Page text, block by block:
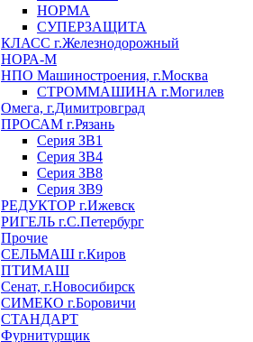
НОРМА
СУПЕРЗАЩИТА
КЛАСС г.Железнодорожный
НОРА-М
НПО Машиностроения, г.Москва
СТРОММАШИНА г.Могилев
Омега, г.Димитровград
ПРОСАМ г.Рязань
Серия ЗВ1
Серия ЗВ4
Серия ЗВ8
Серия ЗВ9
РЕДУКТОР г.Ижевск
РИГЕЛЬ г.С.Петербург
Прочие
СЕЛЬМАШ г.Киров
ПТИМАШ
Сенат, г.Новосибирск
СИМЕКО г.Боровичи
СТАНДАРТ
Фурнитурщик